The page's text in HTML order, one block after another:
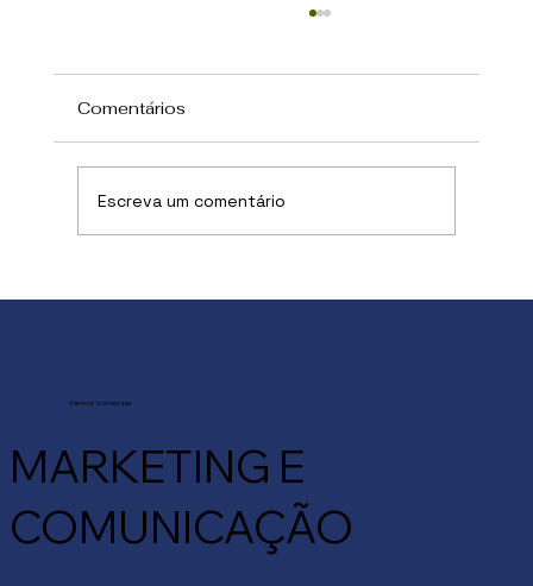
Comentários
Escreva um comentário
MARKETING E
COMUNICAÇÃO
Vamos conversar